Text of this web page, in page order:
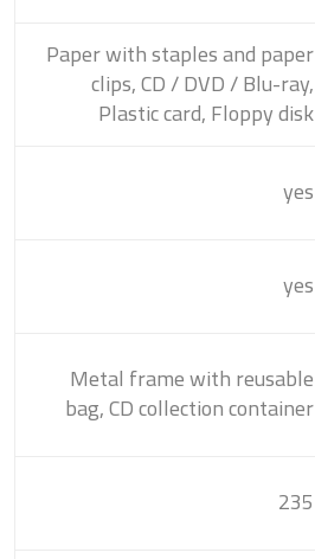
Paper with staples and paper
clips, CD / DVD / Blu-ray,
Plastic card, Floppy disk
yes
yes
Metal frame with reusable
bag, CD collection container
235